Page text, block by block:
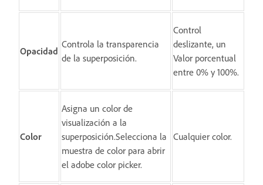
Opacidad
Controla la transparencia
de la superposición.
Control
deslizante, un
Valor porcentual
entre 0% y 100%.
Color
Asigna un color de
visualización a la
superposición.Selecciona la
muestra de color para abrir
el adobe color picker.
Cualquier color.